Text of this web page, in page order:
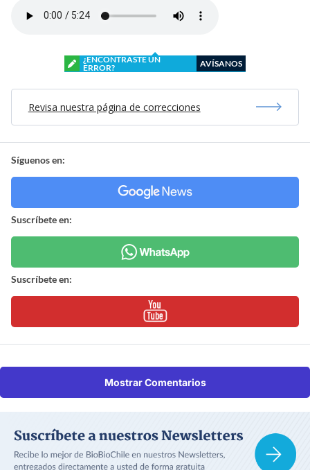
¿ENCONTRASTE UN
ERROR?
AVÍSANOS
Revisa nuestra página de correcciones
Síguenos en:
Suscríbete en:
Suscríbete en:
Mostrar Comentarios